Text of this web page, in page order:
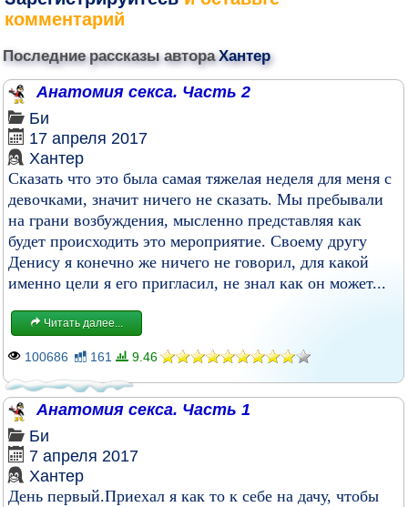
комментарий
Последние рассказы автораХантер
Анатомия секса. Часть 2
Би
17 апреля 2017
Хантер
Сказать что это была самая тяжелая неделя для меня с
девочками, значит ничего не сказать. Мы пребывали
на грани возбуждения, мысленно представляя как
будет происходить это мероприятие. Своему другу
Денису я конечно же ничего не говорил, для какой
именно цели я его пригласил, не знал как он может...
Читать далее...
100686 161 9.46
Анатомия секса. Часть 1
Би
7 апреля 2017
Хантер
День первый.Приехал я как то к себе на дачу, чтобы